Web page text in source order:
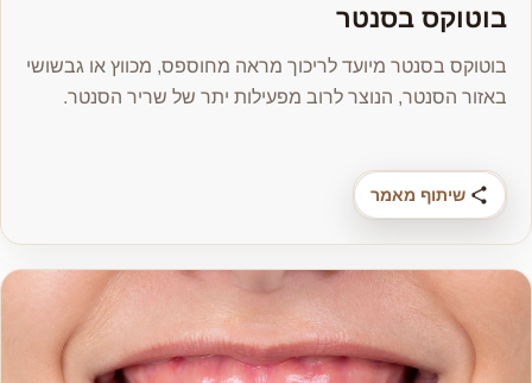
בוטוקס בסנטר
בוטוקס בסנטר מיועד לריכוך מראה מחוספס, מכווץ או גבשושי
באזור הסנטר, הנוצר לרוב מפעילות יתר של שריר הסנטר.
שיתוף מאמר